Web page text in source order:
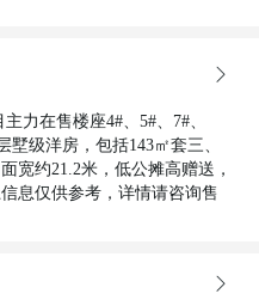
力在售楼座4#、5#、7#、
墅级洋房，包括143㎡套三、
宽约21.2米，低公摊高赠送，
息仅供参考，详情请咨询售